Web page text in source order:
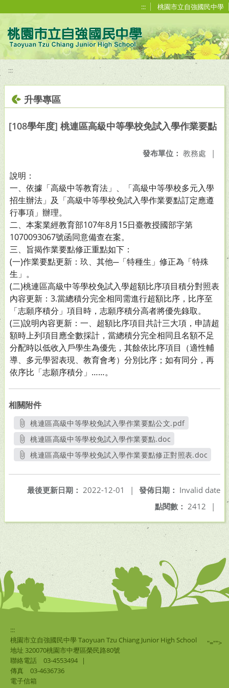
::: 桃園市立自強國民中學
:::
升學專區
[108學年度] 桃連區高級中等學校免試入學作業要點
發布單位： 教務處 |
說明：
一、依據「高級中等教育法」、「高級中等學校多元入學
招生辦法」及「高級中等學校免試入學作業要點訂定應遵
行事項」辦理。
二、本案業經教育部107年8月15日臺教授國部字第
1070093067號函同意備查在案。
三、旨揭作業要點修正重點如下：
(一)作業要點更新：玖、其他─「特種生」修正為「特殊
生」。
(二)桃連區高級中等學校免試入學超額比序項目積分對照表
內容更新：3.當總積分完全相同需進行超額比序，比序至
「志願序積分」項目時，志願序積分高者將優先錄取。
(三)說明內容更新：一、超額比序項目共計三大項，申請超
額時上列項目應全數採計，當總積分完全相同且名額不足
分配時以低收入戶學生為優先，其餘依比序項目（適性輔
導、多元學習表現、教育會考）分別比序；如有同分，再
依序比「志願序積分」……。
相關附件
桃連區高級中等學校免試入學作業要點公文.pdf
另開新視窗
桃連區高級中等學校免試入學作業要點.doc
另開新視窗
桃連區高級中等學校免試入學作業要點修正對照表.doc
發佈日期： Invalid date
最後更新日期： 2022-12-01
|
點閱數： 2412 |
:::
桃園市立自強國民中學 Taoyuan Tzu Chiang Junior High School
地址 320070桃園市中壢區榮民路80號
聯絡電話
03-4553494
|
傳真
03-4636736
電子信箱
"="">